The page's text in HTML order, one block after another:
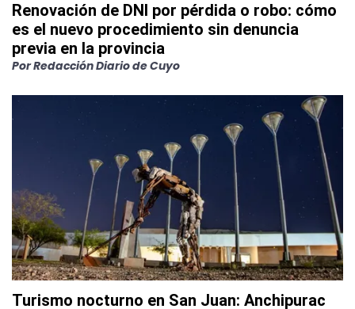
Renovación de DNI por pérdida o robo: cómo
es el nuevo procedimiento sin denuncia
previa en la provincia
PorRedacción Diario de Cuyo
Turismo nocturno en San Juan: Anchipurac